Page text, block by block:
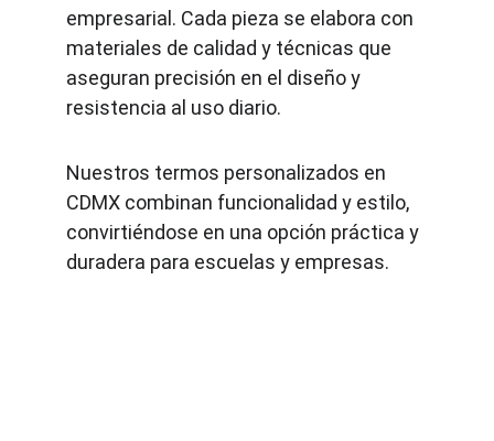
empresarial. Cada pieza se elabora con
materiales de calidad y técnicas que
aseguran precisión en el diseño y
resistencia al uso diario.
Nuestros termos personalizados en
CDMX combinan funcionalidad y estilo,
convirtiéndose en una opción práctica y
duradera para escuelas y empresas.